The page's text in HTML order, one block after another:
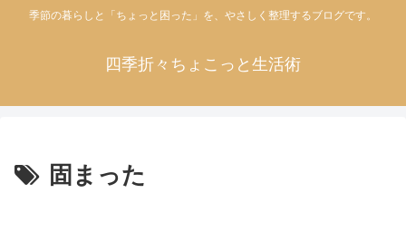
季節の暮らしと「ちょっと困った」を、やさしく整理するブログです。
四季折々ちょこっと生活術
固まった